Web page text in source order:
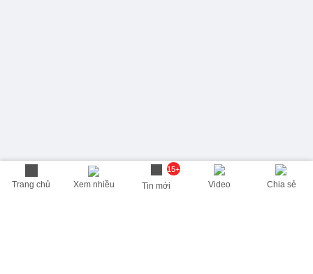
Trang chủ Xem nhiều
15+
Tin mới Video Chia sẻ